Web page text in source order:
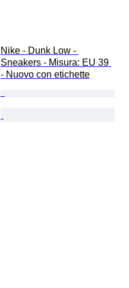
Nike - Dunk Low -
Sneakers - Misura: EU 39
- Nuovo con etichette